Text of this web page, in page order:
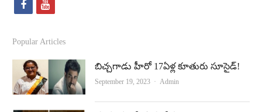
f
c
e
b
o
y
u
t
u
b
Popular Articles
బిచ్చగాడు హీరో 17ఏళ్ల కూతురు సూసైడ్‌!
September 19, 2023 Author
Admin